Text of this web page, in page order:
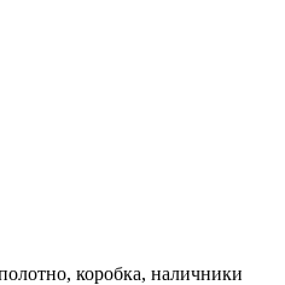
коробка, наличники